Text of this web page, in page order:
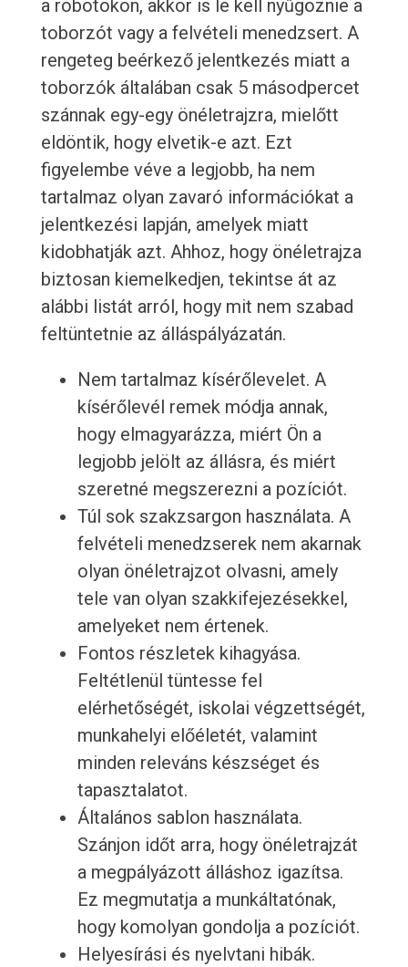
a robotokon, akkor is le kell nyűgöznie a
toborzót vagy a felvételi menedzsert. A
rengeteg beérkező jelentkezés miatt a
toborzók általában csak 5 másodpercet
szánnak egy-egy önéletrajzra, mielőtt
eldöntik, hogy elvetik-e azt. Ezt
figyelembe véve a legjobb, ha nem
tartalmaz olyan zavaró információkat a
jelentkezési lapján, amelyek miatt
kidobhatják azt. Ahhoz, hogy önéletrajza
biztosan kiemelkedjen, tekintse át az
alábbi listát arról, hogy mit nem szabad
feltüntetnie az álláspályázatán.
Nem tartalmaz kísérőlevelet. A
kísérőlevél remek módja annak,
hogy elmagyarázza, miért Ön a
legjobb jelölt az állásra, és miért
szeretné megszerezni a pozíciót.
Túl sok szakzsargon használata. A
felvételi menedzserek nem akarnak
olyan önéletrajzot olvasni, amely
tele van olyan szakkifejezésekkel,
amelyeket nem értenek.
Fontos részletek kihagyása.
Feltétlenül tüntesse fel
elérhetőségét, iskolai végzettségét,
munkahelyi előéletét, valamint
minden releváns készséget és
tapasztalatot.
Általános sablon használata.
Szánjon időt arra, hogy önéletrajzát
a megpályázott álláshoz igazítsa.
Ez megmutatja a munkáltatónak,
hogy komolyan gondolja a pozíciót.
Helyesírási és nyelvtani hibák.